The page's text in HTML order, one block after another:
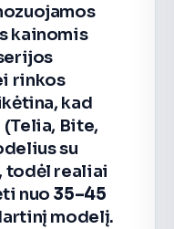
kainomis
rinkos
kad
Bite,
su
todėl realiai
nuo 35–45
modelį.